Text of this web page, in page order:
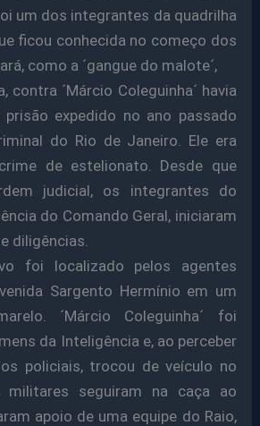
um dos integrantes da quadrilha
ficou conhecida no começo dos
como a ´gangue do malote´,
contra ´Márcio Coleguinha´ havia
expedido no ano passado
do Rio de Janeiro. Ele era
de estelionato. Desde que
judicial, os integrantes do
do Comando Geral, iniciaram
diligências.
foi localizado pelos agentes
Sargento Hermínio em um
´Márcio Coleguinha´ foi
da Inteligência e, ao perceber
policiais, trocou de veículo no
militares seguiram na caça ao
apoio de uma equipe do Raio,